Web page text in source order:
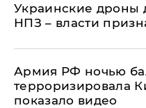
Украинские дроны
НПЗ – власти
Армия РФ ночью
терроризировала
показало видео